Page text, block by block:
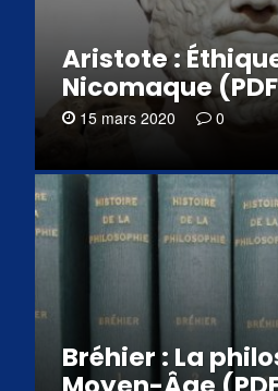
Aristote :
Nicomaque
15 mars 2020 0
Bréhier : La